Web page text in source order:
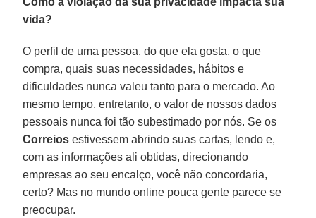
vida?
O perfil de uma pessoa, do que ela gosta, o que
compra, quais suas necessidades, hábitos e
dificuldades nunca valeu tanto para o mercado. Ao
mesmo tempo, entretanto, o valor de nossos dados
pessoais nunca foi tão subestimado por nós. Se os
Correios estivessem abrindo suas cartas, lendo e,
com as informações ali obtidas, direcionando
empresas ao seu encalço, você não concordaria,
certo? Mas no mundo online pouca gente parece se
preocupar.